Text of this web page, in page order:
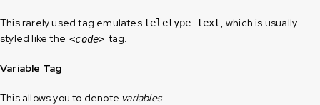
This rarely used tag emulatesteletype text, which is usually
styled like the <code> tag.
Variable Tag
This allows you to denote variables.